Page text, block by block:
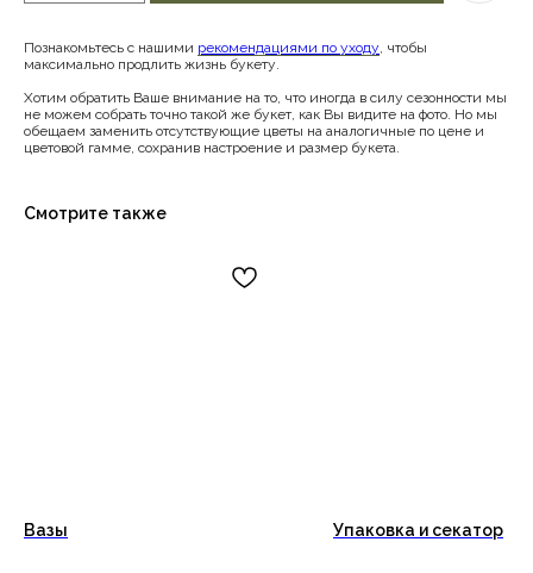
Познакомьтесь с нашими рекомендациями по уходу , чтобы
максимально продлить жизнь букету.
Хотим обратить Ваше внимание на то, что иногда в силу сезонности мы
не можем собрать точно такой же букет, как Вы видите на фото. Но мы
обещаем заменить отсутствующие цветы на аналогичные по цене и
цветовой гамме, сохранив настроение и размер букета.
Смотрите также
Вазы Упаковка и секатор